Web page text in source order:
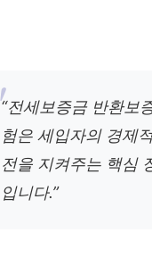
“전세보증금 반환보
험은 세입자의 경제
전을 지켜주는 핵심
입니다.”